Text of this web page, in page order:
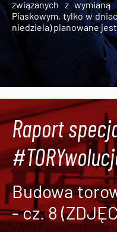
związanych z
Piaskowym, tylko w
niedziela) planowane
Raport
Budowa
- cz. 8